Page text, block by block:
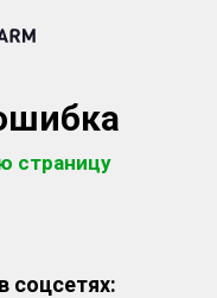
страницу
соцсетях: